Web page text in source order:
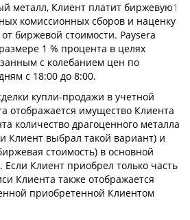
металл, Клиент платит биржевую1
комиссионных сборов и наценку
биржевой стоимости. Paysera
1 % процента в целях
с колебанием цен по
с 18:00 до 8:00.
купли-продажи в учетной
отображается имущество Клиента
количество драгоценного металла
Клиент выбрал такой вариант) и
стоимость) в основной
Если Клиент приобрел только часть
Клиента также отображается
приобретенной Клиентом